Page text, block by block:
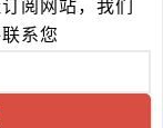
阅网站，我们
系您